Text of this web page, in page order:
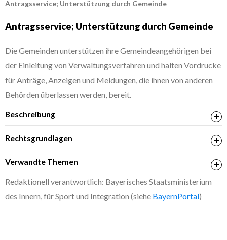
Antragsservice; Unterstützung durch Gemeinde
Antragsservice; Unterstützung durch Gemeinde
Die Gemeinden unterstützen ihre Gemeindeangehörigen bei
der Einleitung von Verwaltungsverfahren und halten Vordrucke
für Anträge, Anzeigen und Meldungen, die ihnen von anderen
Behörden überlassen werden, bereit.
Beschreibung
Rechtsgrundlagen
(Gemeindeordnung – GO)
Aufgaben des übertragenen Wirkungskreises
Verwandte Themen
Schwerbehindertenausweis; Beantragung
Redaktionell verantwortlich: Bayerisches Staatsministerium
des Innern, für Sport und Integration (siehe BayernPortal)